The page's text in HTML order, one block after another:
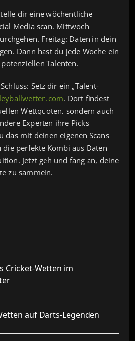
dir eine wöchentliche
Media scan. Mittwoch:
Freitag: Daten in dein
Dann hast du jede Woche ein
Talenten.
Setz dir ein „Talent-
. Dort findest
Wettquoten, sondern auch
Experten ihre Picks
das mit deinen eigenen Scans
perfekte Kombi aus Daten
Jetzt geh und fang an, deine
zu sammeln.
Cricket-Wetten im
auf Darts-Legenden